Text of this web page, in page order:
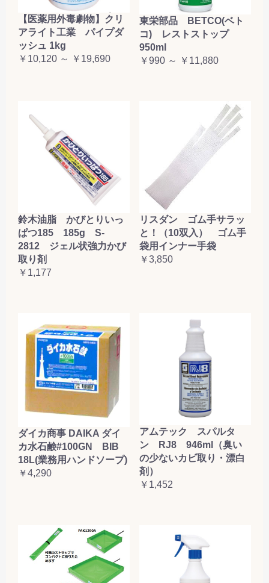
【医薬用外毒劇物】クリ
アライト工業 パイプダ
ッシュ 1kg
￥10,120 ～ ￥19,690
東栄部品 BETCO(ベト
コ) レストストップ
950ml
￥990 ～ ￥11,880
鈴木油脂 かびとりいっ
ぱつ185 185g S-
2812 ジェル状強力かび
取り剤
￥1,177
リスダン ゴム手サラッ
と！（10双入） ゴム手
袋用インナー手袋
￥3,850
ダイカ商事 DAIKA ダイ
カ水石鹸#100GN BIB
18L(業務用ハンドソープ)
￥4,290
アムテック スパルタ
ン RJ8 946ml（臭い
の少ないカビ取り・漂白
剤）
￥1,452